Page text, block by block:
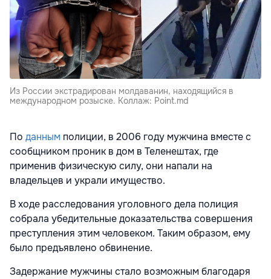
Из России экстрадирован молдаванин, находящийся в
международном розыске. Коллаж: Point.md
По данным полиции, в 2006 году мужчина вместе с
сообщником проник в дом в Теленештах, где
применив физическую силу, они напали на
владельцев и украли имущество.
В ходе расследования уголовного дела полиция
собрала убедительные доказательства совершения
преступления этим человеком. Таким образом, ему
было предъявлено обвинение.
Задержание мужчины стало возможным благодаря